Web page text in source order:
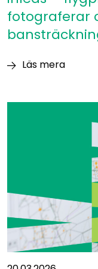
fotograferar
Läs mera
och
fotograferar
cirka
100
km
av